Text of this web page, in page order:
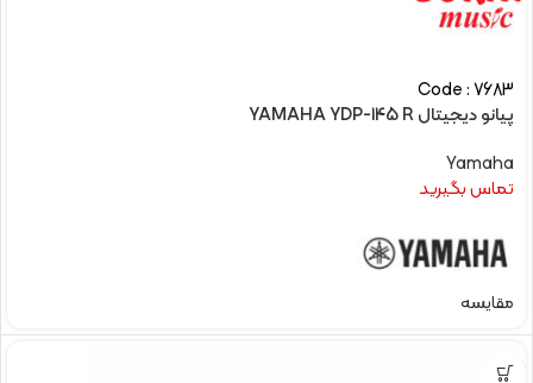
Code : 7683
پیانو دیجیتال YAMAHA YDP-145 R
Yamaha
تماس بگیرید
مقایسه